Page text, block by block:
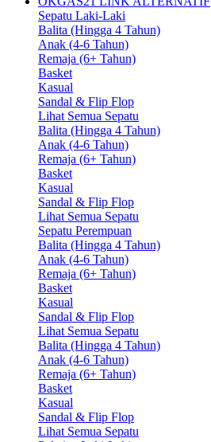
Sepatu Laki-Laki
Balita (Hingga 4 Tahun)
Anak (4-6 Tahun)
Remaja (6+ Tahun)
Basket
Kasual
Sandal & Flip Flop
Lihat Semua Sepatu
Balita (Hingga 4 Tahun)
Anak (4-6 Tahun)
Remaja (6+ Tahun)
Basket
Kasual
Sandal & Flip Flop
Lihat Semua Sepatu
Sepatu Perempuan
Balita (Hingga 4 Tahun)
Anak (4-6 Tahun)
Remaja (6+ Tahun)
Basket
Kasual
Sandal & Flip Flop
Lihat Semua Sepatu
Balita (Hingga 4 Tahun)
Anak (4-6 Tahun)
Remaja (6+ Tahun)
Basket
Kasual
Sandal & Flip Flop
Lihat Semua Sepatu